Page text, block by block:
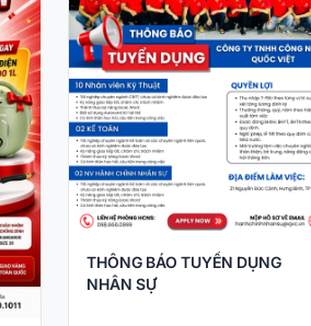
THÔNG BÁO TUYỂN DỤNG
NHÂN SỰ